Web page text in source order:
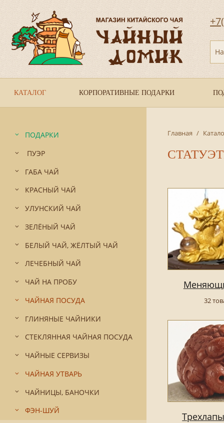
КАТАЛОГ КОРПОРАТИВНЫЕ ПОДАРКИ
ПОДАРКИ
ПУЭР
ГАБА ЧАЙ
КРАСНЫЙ ЧАЙ
УЛУНСКИЙ ЧАЙ
ЗЕЛЁНЫЙ ЧАЙ
БЕЛЫЙ ЧАЙ, ЖЁЛТЫЙ ЧАЙ
ЛЕЧЕБНЫЙ ЧАЙ
ЧАЙ НА ПРОБУ
ЧАЙНАЯ ПОСУДА
ГЛИНЯНЫЕ ЧАЙНИКИ
СТЕКЛЯННАЯ ЧАЙНАЯ ПОСУДА
ЧАЙНЫЕ СЕРВИЗЫ
ЧАЙНАЯ УТВАРЬ
ЧАЙНИЦЫ, БАНОЧКИ
ФЭН-ШУЙ
Главная /
32